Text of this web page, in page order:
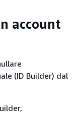
account
(ID Builder) dal